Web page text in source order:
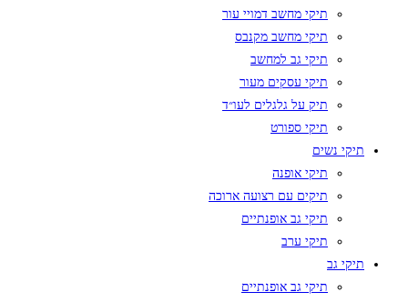
תיקי מחשב דמויי עור
תיקי מחשב מקנבס
תיקי גב למחשב
תיקי עסקים מעור
תיק על גלגלים לעו״ד
תיקי ספורט
תיקי נשים
תיקי אופנה
תיקים עם רצועה ארוכה
תיקי גב אופנתיים
תיקי ערב
תיקי גב
תיקי גב אופנתיים